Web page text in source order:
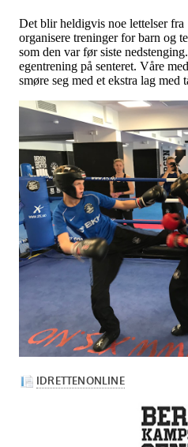
Det blir heldigvis noe lettelser
organisere treninger for barn og
som den var før siste
egentrening på senteret. Våre
smøre seg med et ekstra lag med